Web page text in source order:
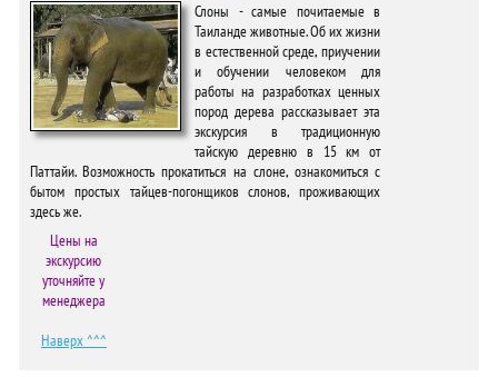
Слоны - самые почитаемые в
Таиланде животные. Об их жизни
в естественной среде, приучении
и обучении человеком для
работы на разработках ценных
пород дерева рассказывает эта
экскурсия в традиционную
тайскую деревню в 15 км от
Паттайи. Возможность прокатиться на слоне, ознакомиться с
бытом простых тайцев-погонщиков слонов, проживающих
здесь же.
Цены на
экскурсию
уточняйте у
менеджера
Наверх ^^^